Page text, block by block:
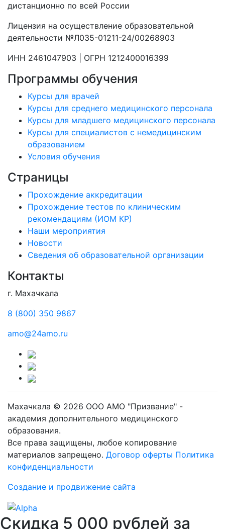
дистанционно по всей России
Лицензия на осуществление образовательной
деятельности №Л035-01211-24/00268903
ИНН 2461047903 | ОГРН 1212400016399
Программы обучения
Курсы для врачей
Курсы для среднего медицинского персонала
Курсы для младшего медицинского персонала
Курсы для специалистов с немедицинским
образованием
Условия обучения
Страницы
Прохождение аккредитации
Прохождение тестов по клиническим
рекомендациям (ИОМ КР)
Наши мероприятия
Новости
Сведения об образовательной организации
Контакты
г. Махачкала
8 (800) 350 9867
amo@24amo.ru
Махачкала © 2026 ООО АМО "Призвание" -
академия дополнительного медицинского
образования.
Все права защищены, любое копирование
материалов запрещено. Договор оферты Политика
конфиденциальности
Создание и продвижение сайта
Скидка 5 000 рублей за